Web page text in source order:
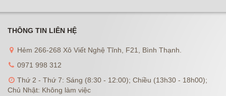
THÔNG TIN LIÊN HỆ
Hẻm 266-268 Xô Viết Nghệ Tĩnh, F21, Bình Thạnh.
0971 998 312
Thứ 2 - Thứ 7: Sáng (8:30 - 12:00); Chiều (13h30 - 18h00);
Chủ Nhật: Không làm việc